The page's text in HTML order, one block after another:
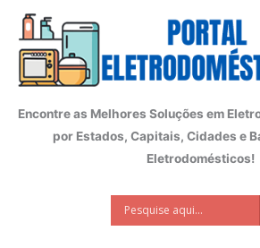
conteúdo
Encontre as Melhores Soluções em
por Estados, Capitais, Cidades e
Eletrodomésticos!